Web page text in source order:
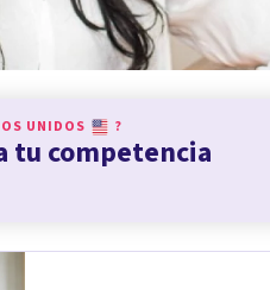
UNIDOS ?
tu competencia